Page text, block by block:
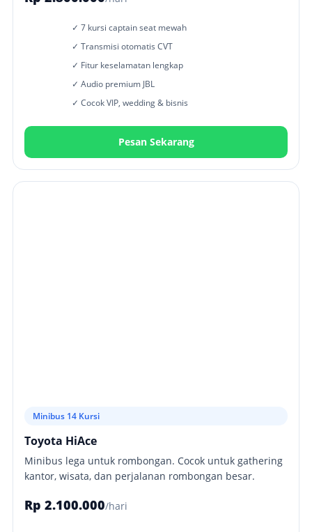
✓ 7 kursi captain seat mewah
✓ Transmisi otomatis CVT
✓ Fitur keselamatan lengkap
✓ Audio premium JBL
✓ Cocok VIP, wedding & bisnis
Pesan Sekarang
Minibus 14 Kursi
Toyota HiAce
Minibus lega untuk rombongan. Cocok untuk gathering
kantor, wisata, dan perjalanan rombongan besar.
Rp 2.100.000/hari